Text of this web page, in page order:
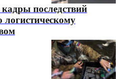
последствий